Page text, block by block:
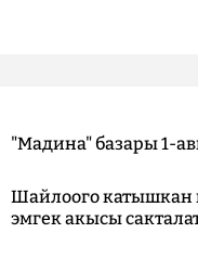
"Мадина" базары 1-
Шайлоого катышкан
эмгек акысы